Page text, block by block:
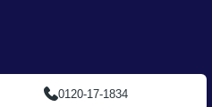
0120-17-1834